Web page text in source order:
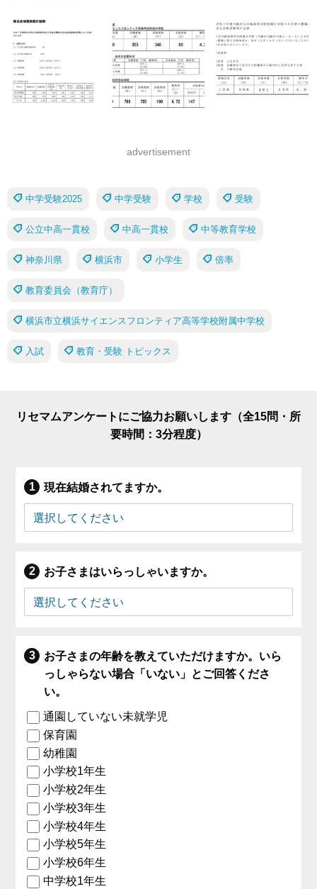
advertisement
中学受験2025 中学受験 学校 受験
公立中高一貫校 中高一貫校 中等教育学校
神奈川県 横浜市 小学生 倍率
教育委員会（教育庁）
横浜市立横浜サイエンスフロンティア高等学校附属中学校
入試 教育・受験 トピックス
リセマムアンケートにご協力お願いします（全15問・所
要時間：3分程度）
現在結婚されてますか。
お子さまはいらっしゃいますか。
お子さまの年齢を教えていただけますか。いら
っしゃらない場合「いない」とご回答くださ
い。
通園していない未就学児
保育園
幼稚園
小学校1年生
小学校2年生
小学校3年生
小学校4年生
小学校5年生
小学校6年生
中学校1年生